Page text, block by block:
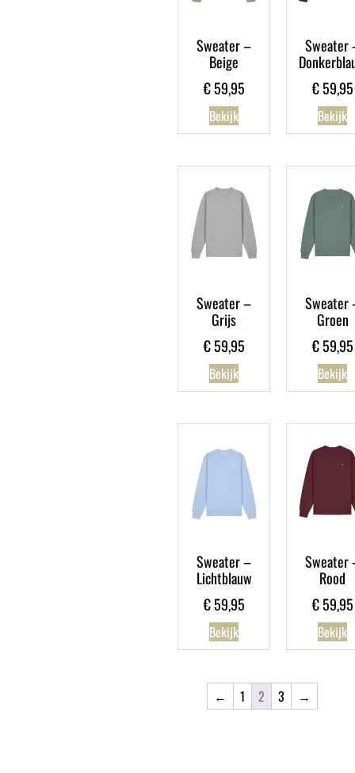
Sweater –
Beige
€59,95
Bekijk
Sweater
€59,95
Bekijk
Sweater –
Grijs
€59,95
Bekijk
Sweater
Groen
€59,95
Bekijk
Sweater –
Lichtblauw
€59,95
Bekijk
Sweater
Rood
€59,95
Bekijk
← 1 2 3 →